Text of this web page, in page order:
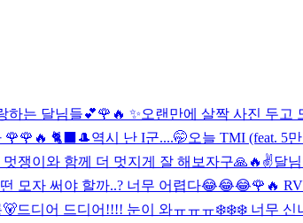
하는 달님들💕🌹🔥 ✨오랜만에 살짝 사진 두고
🌹🌹🔥 🐈‍⬛🎩역시 난 I군....🤭오늘 TMI (feat. 5
멋쟁이와 함께 더 멋지게 잘 해보자구🙏🔥✌️달
모자 써야 할까..? 너무 어렵다😂😂😂🌹🔥
🐻드디어 드디어!!!! 눈이 와ㅠㅠㅠ❄️❄️❄️ 너무 신